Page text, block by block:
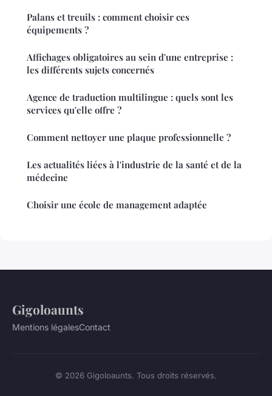
Palans et treuils : comment choisir ces
équipements ?
Affichages obligatoires au sein d'une entreprise :
les différents sujets concernés
Agence de traduction multilingue : quels sont les
services qu'elle offre ?
Comment nettoyer une plaque professionnelle ?
Les actualités liées à l'industrie de la santé et de la
médecine
Choisir une école de management adaptée
Gigoloaunts
Mentions légalesContact
© 2026 Gigoloaunts. Tous droits réservés.